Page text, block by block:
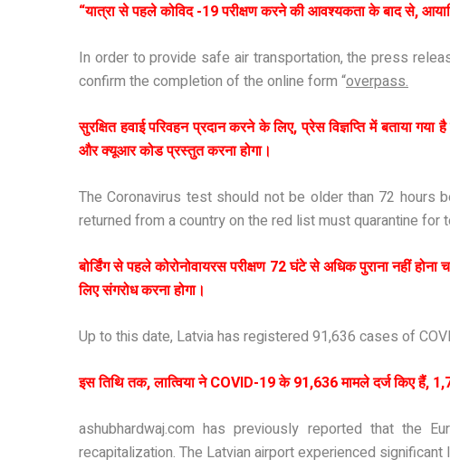
“यात्रा से पहले कोविद -19 परीक्षण करने की आवश्यकता के बाद से,
In order to provide safe air transportation, the press
confirm the completion of the online form “overpass.
सुरक्षित हवाई परिवहन प्रदान करने के लिए, प्रेस विज्ञप्ति में बताया
और क्यूआर कोड प्रस्तुत करना होगा।
The Coronavirus test should not be older than 72 hours
returned from a country on the red list must quarantine for
बोर्डिंग से पहले कोरोनोवायरस परीक्षण 72 घंटे से अधिक पुराना नहीं
लिए संगरोध करना होगा।
Up to this date, Latvia has registered 91,636 cases of
इस तिथि तक, लात्विया ने COVID-19 के 91,636 मामले दर्ज किए हैं,
ashubhardwaj.com has previously reported that the
recapitalization. The Latvian airport experienced